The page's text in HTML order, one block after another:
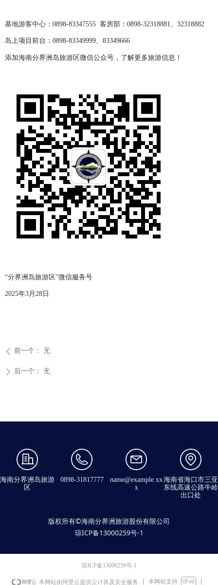
基地游客中心：0898-83347555 客房部：0898-32318881、32318882
岛上项目前台：0898-83349999、83349666
添加海南分界洲岛旅游区微信公众号，了解更多旅游信息！
“分界洲岛旅游区”微信服务号
2025年3月28日
ꄴ 前一个： 无
ꄲ 后一个： 无
版权所有©海南分界洲旅游股份有限公司
琼ICP备13000259号-1
海南分界洲岛旅游
区
0898-31817777
name@example.xx
x
海南省海口市三亚
东线高速公路牛岭
出口处
琼ICP备13000259号-1
本网站由阿里云提供云计算及安全服务 本网站支持 IPv6